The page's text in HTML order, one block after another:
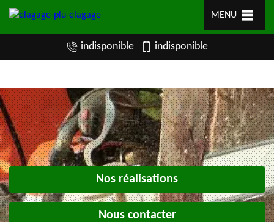
MENU
indisponible indisponible
Nos réalisations
Nous contacter